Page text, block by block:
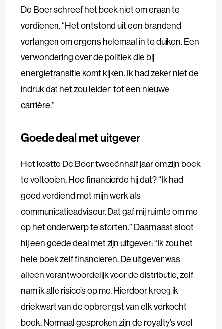
De Boer schreef het boek niet om eraan te
verdienen. “Het ontstond uit een brandend
verlangen om ergens helemaal in te duiken. Een
verwondering over de politiek die bij
energietransitie komt kijken. Ik had zeker niet de
indruk dat het zou leiden tot een nieuwe
carrière.”
Goede deal met uitgever
Het kostte De Boer tweeënhalf jaar om zijn boek
te voltooien. Hoe financierde hij dat? “Ik had
goed verdiend met mijn werk als
communicatieadviseur. Dat gaf mij ruimte om me
op het onderwerp te storten.” Daarnaast sloot
hij een goede deal met zijn uitgever: “Ik zou het
hele boek zelf financieren. De uitgever was
alleen verantwoordelijk voor de distributie, zelf
nam ik alle risico’s op me. Hierdoor kreeg ik
driekwart van de opbrengst van elk verkocht
boek. Normaal gesproken zijn de royalty’s veel